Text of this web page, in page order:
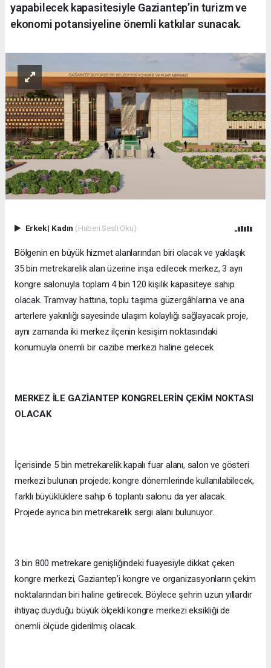
yapabilecek kapasitesiyle Gaziantep’in turizm ve
ekonomi potansiyeline önemli katkılar sunacak.
Erkek| Kadın (Haberi Sesli Oku)
Bölgenin en büyük hizmet alanlarından biri olacak ve yaklaşık
35 bin metrekarelik alan üzerine inşa edilecek merkez, 3 ayrı
kongre salonuyla toplam 4 bin 120 kişilik kapasiteye sahip
olacak. Tramvay hattına, toplu taşıma güzergâhlarına ve ana
arterlere yakınlığı sayesinde ulaşım kolaylığı sağlayacak proje,
aynı zamanda iki merkez ilçenin kesişim noktasındaki
konumuyla önemli bir cazibe merkezi haline gelecek.
MERKEZ İLE GAZİANTEP KONGRELERİN ÇEKİM NOKTASI
OLACAK
İçerisinde 5 bin metrekarelik kapalı fuar alanı, salon ve gösteri
merkezi bulunan projede; kongre dönemlerinde kullanılabilecek,
farklı büyüklüklere sahip 6 toplantı salonu da yer alacak.
Projede ayrıca bin metrekarelik sergi alanı bulunuyor.
3 bin 800 metrekare genişliğindeki fuayesiyle dikkat çeken
kongre merkezi, Gaziantep’i kongre ve organizasyonların çekim
noktalarından biri haline getirecek. Böylece şehrin uzun yıllardır
ihtiyaç duyduğu büyük ölçekli kongre merkezi eksikliği de
önemli ölçüde giderilmiş olacak.